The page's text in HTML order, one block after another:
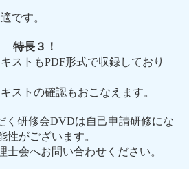
です。
特長３！
ストもPDF形式で収録しており
ストの確認もおこなえます。
く研修会DVDは自己申請研修にな
性がございます。
士会へお問い合わせください。